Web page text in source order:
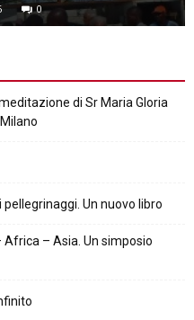
di Sr Maria Gloria
pellegrinaggi. Un nuovo libro
Africa – Asia. Un simposio